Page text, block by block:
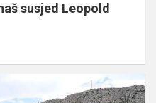
susjed Leopold